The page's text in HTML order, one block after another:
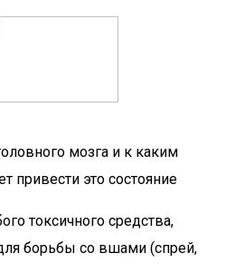
мозга и к каким
привести это состояние
токсичного средства,
борьбы со вшами (спрей,